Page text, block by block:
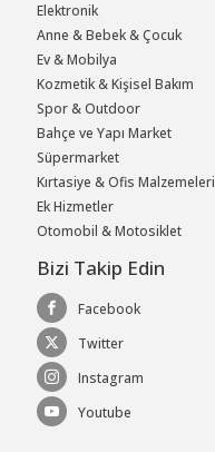
Elektronik
Anne & Bebek & Çocuk
Ev & Mobilya
Kozmetik & Kişisel Bakım
Spor & Outdoor
Bahçe ve Yapı Market
Süpermarket
Kırtasiye & Ofis Malzemeleri
Ek Hizmetler
Otomobil & Motosiklet
Bizi Takip Edin
Facebook
Twitter
Instagram
Youtube